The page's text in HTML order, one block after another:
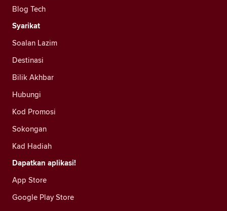
Blog Tech
Syarikat
Soalan Lazim
Destinasi
Bilik Akhbar
Hubungi
Kod Promosi
Sokongan
Kad Hadiah
Dapatkan aplikasi!
App Store
Google Play Store